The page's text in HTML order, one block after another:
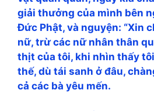
giải thưởng của mình bên
Đức Phật, và nguyện: “Xin
nữ, trừ các nữ nhân thân
thịt của tôi, khi nhìn thấy tôi
thế, dù tái sanh ở đâu,
cả các bà yêu mến.